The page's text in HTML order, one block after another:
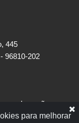
445
96810-202
Locações
Vendas
para melhorar